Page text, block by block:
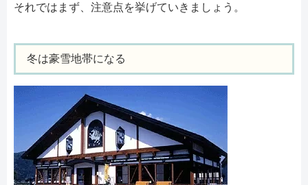
それではまず、注意点を挙げていきましょう。
冬は豪雪地帯になる